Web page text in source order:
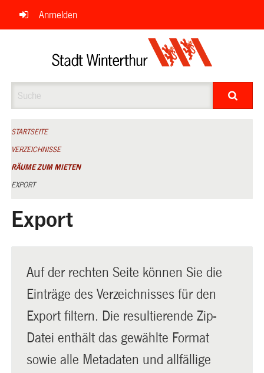
Navigation
überspringen
Anmelden
STARTSEITE
VERZEICHNISSE
RÄUME ZUM MIETEN
EXPORT
Export
Auf der rechten Seite können Sie die
Einträge des Verzeichnisses für den
Export filtern. Die resultierende Zip-
Datei enthält das gewählte Format
sowie alle Metadaten und allfällige